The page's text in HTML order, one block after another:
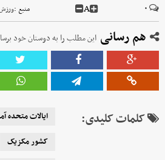
۰ A منبع :
هم رسانی این مطلب را به دوستان خود
کلمات کلیدی: ایالات متحده
کشور مکزیک